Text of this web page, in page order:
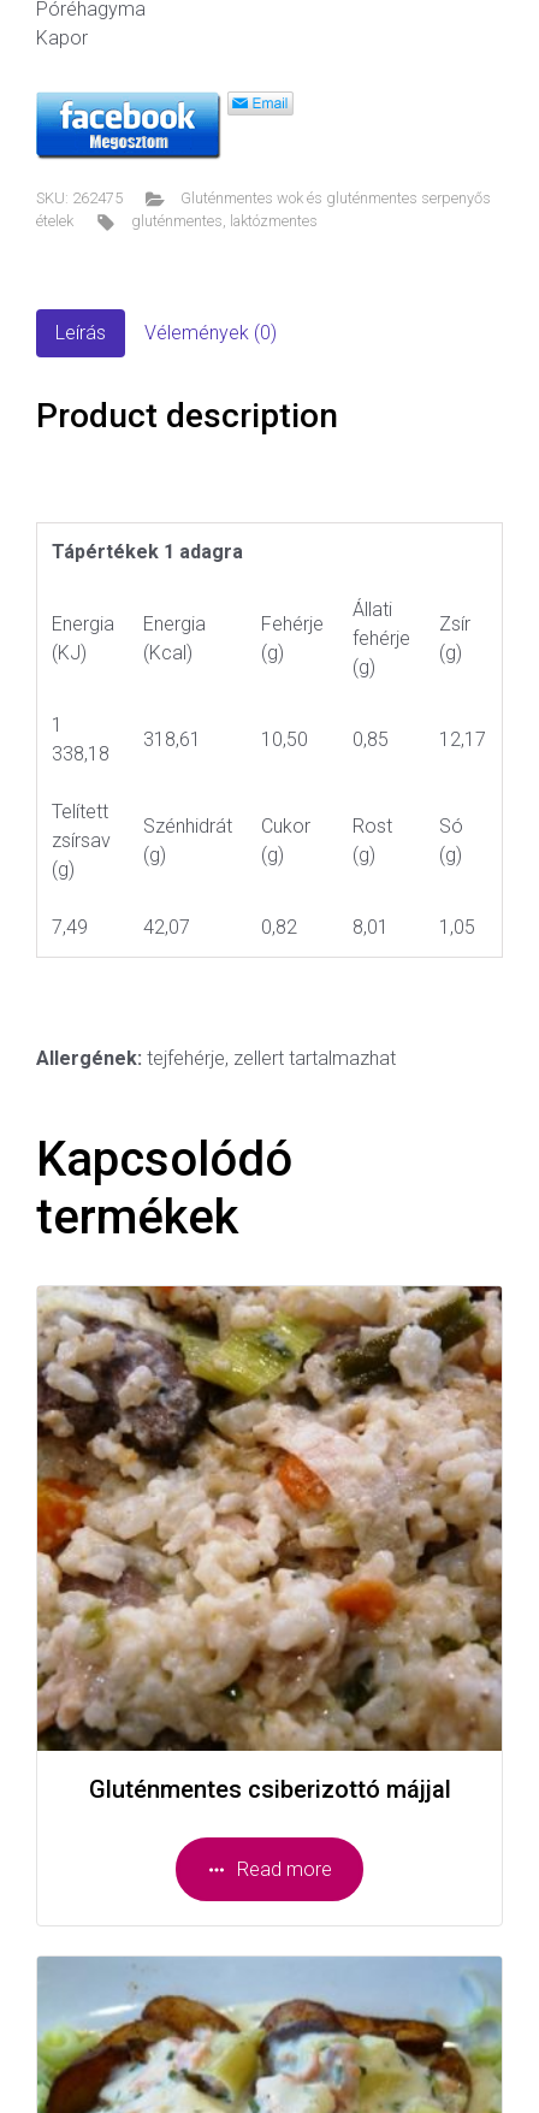
Póréhagyma
Kapor
SKU: 262475
Gluténmentes wok és gluténmentes serpenyős
ételek
gluténmentes, laktózmentes
Leírás Vélemények (0)
Product description
Tápértékek 1 adagra
Energia
(KJ)
Energia
(Kcal)
Fehérje
(g)
Állati
fehérje
(g)
Zsír
(g)
1
338,18
318,61 10,50 0,85 12,17
Telített
zsírsav
(g)
Szénhidrát
(g)
Cukor
(g)
Rost
(g)
Só
(g)
7,49 42,07 0,82 8,01 1,05
Allergének: tejfehérje, zellert tartalmazhat
Kapcsolódó
termékek
Gluténmentes csiberizottó májjal
Read more